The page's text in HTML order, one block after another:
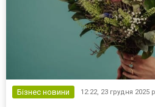
Бізнес новини 12:22, 23 грудня 2025